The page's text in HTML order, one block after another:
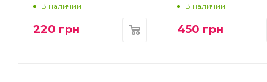
В наличии
220 грн
В наличии
450 грн